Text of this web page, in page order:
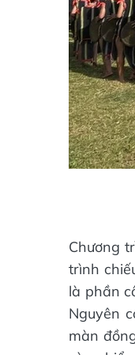
Chương
trình
là phần
Nguyên
màn